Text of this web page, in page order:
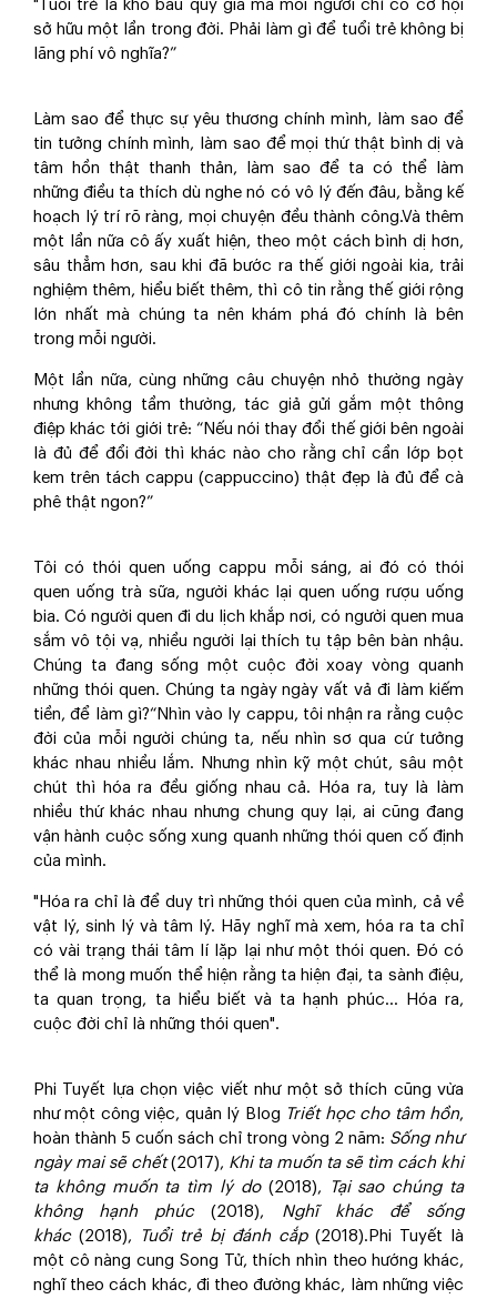
"Tuổi trẻ là kho báu quý giá mà mỗi người chỉ có cơ hội
sở hữu một lần trong đời. Phải làm gì để tuổi trẻ không bị
lãng phí vô nghĩa?”
Làm sao để thực sự yêu thương chính mình, làm sao để
tin tưởng chính mình, làm sao để mọi thứ thật bình dị và
tâm hồn thật thanh thản, làm sao để ta có thể làm
những điều ta thích dù nghe nó có vô lý đến đâu, bằng kế
hoạch lý trí rõ ràng, mọi chuyện đều thành công.Và thêm
một lần nữa cô ấy xuất hiện, theo một cách bình dị hơn,
sâu thẳm hơn, sau khi đã bước ra thế giới ngoài kia, trải
nghiệm thêm, hiểu biết thêm, thì cô tin rằng thế giới rộng
lớn nhất mà chúng ta nên khám phá đó chính là bên
trong mỗi người.
Một lần nữa, cùng những câu chuyện nhỏ thường ngày
nhưng không tầm thường, tác giả gửi gắm một thông
điệp khác tới giới trẻ: “Nếu nói thay đổi thế giới bên ngoài
là đủ để đổi đời thì khác nào cho rằng chỉ cần lớp bọt
kem trên tách cappu (cappuccino) thật đẹp là đủ để cà
phê thật ngon?”
Tôi có thói quen uống cappu mỗi sáng, ai đó có thói
quen uống trà sữa, người khác lại quen uống rượu uống
bia. Có người quen đi du lịch khắp nơi, có người quen mua
sắm vô tội vạ, nhiều người lại thích tụ tập bên bàn nhậu.
Chúng ta đang sống một cuộc đời xoay vòng quanh
những thói quen. Chúng ta ngày ngày vất vả đi làm kiếm
tiền, để làm gì?“Nhìn vào ly cappu, tôi nhận ra rằng cuộc
đời của mỗi người chúng ta, nếu nhìn sơ qua cứ tưởng
khác nhau nhiều lắm. Nhưng nhìn kỹ một chút, sâu một
chút thì hóa ra đều giống nhau cả. Hóa ra, tuy là làm
nhiều thứ khác nhau nhưng chung quy lại, ai cũng đang
vận hành cuộc sống xung quanh những thói quen cố định
của mình.
"Hóa ra chỉ là để duy trì những thói quen của mình, cả về
vật lý, sinh lý và tâm lý. Hãy nghĩ mà xem, hóa ra ta chỉ
có vài trạng thái tâm lí lặp lại như một thói quen. Đó có
thể là mong muốn thể hiện rằng ta hiện đại, ta sành điệu,
ta quan trọng, ta hiểu biết và ta hạnh phúc... Hóa ra,
cuộc đời chỉ là những thói quen".
Phi Tuyết lựa chọn việc viết như một sở thích cũng vừa
như một công việc, quản lý Blog Triết học cho tâm hồn,
hoàn thành 5 cuốn sách chỉ trong vòng 2 năm: Sống như
ngày mai sẽ chết(2017), Khi ta muốn ta sẽ tìm cách khi
ta không muốn ta tìm lý do(2018),
Tại sao chúng ta
không hạnh phúc(2018), Nghĩ khác để sống
khác (2018), Tuổi trẻ bị đánh cắp(2018).Phi Tuyết là
một cô nàng cung Song Tử, thích nhìn theo hướng khác,
nghĩ theo cách khác, đi theo đường khác, làm những việc